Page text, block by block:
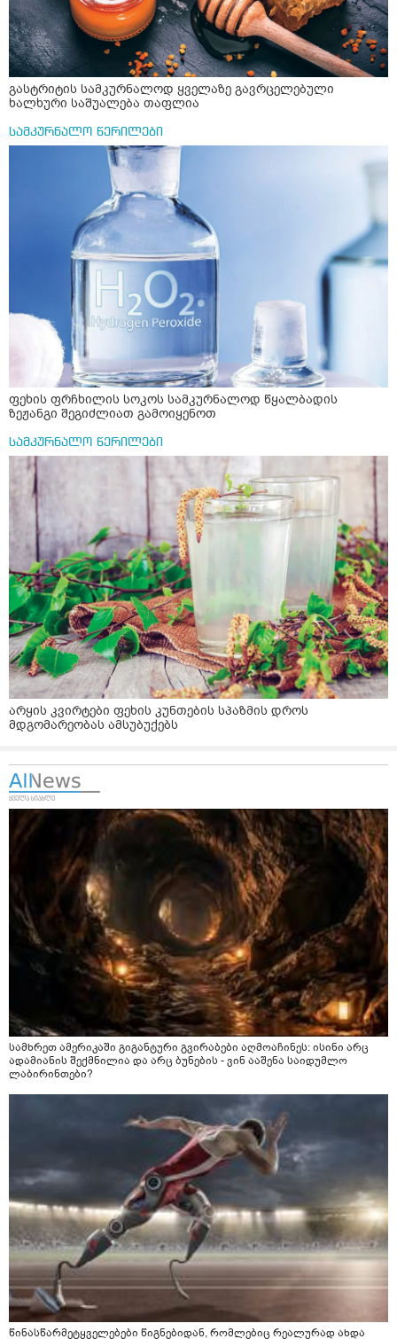
გასტრიტის სამკურნალოდ ყველაზე გავრცელებული
ხალხური საშუალება თაფლია
სამკურნალო წერილები
ფეხის ფრჩხილის სოკოს სამკურნალოდ წყალბადის
ზეჟანგი შეგიძლიათ გამოიყენოთ
სამკურნალო წერილები
არყის კვირტები ფეხის კუნთების სპაზმის დროს
მდგომარეობას ამსუბუქებს
სამხრეთ ამერიკაში გიგანტური გვირაბები აღმოაჩინეს: ისინი არც
ადამიანის შექმნილია და არც ბუნების - ვინ ააშენა საიდუმლო
ლაბირინთები?
წინასწარმეტყველებები წიგნებიდან, რომლებიც რეალურად ახდა